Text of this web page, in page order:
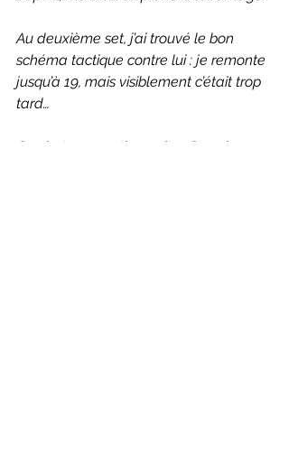
Au deuxième set, j’ai trouvé le bon
schéma tactique contre lui : je remonte
jusqu’à 19, mais visiblement c’était trop
tard…
Ce n’est que partie remise. J’aurai